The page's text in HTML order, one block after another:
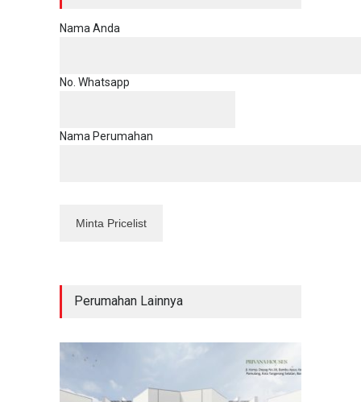
Nama Anda
No. Whatsapp
Nama Perumahan
Perumahan Lainnya